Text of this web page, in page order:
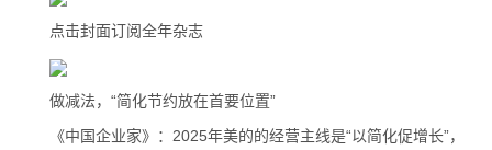
点击封面订阅全年杂志
做减法，“简化节约放在首要位置”
《中国企业家》：2025年美的的经营主线是“以简化促增长”，